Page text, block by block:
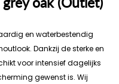
en waterbestendig
Dankzij de sterke en
voor intensief dagelijks
gewenst is. Wij